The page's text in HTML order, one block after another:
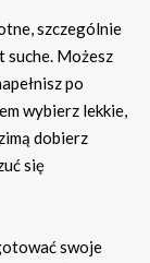
szczególnie
suche. Możesz
po
wybierz lekkie,
dobierz
się
swoje